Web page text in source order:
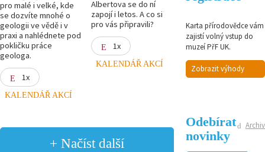
pro malé i velké, kde
se dozvíte mnohé o
geologii ve vědě i v
praxi a nahlédnete pod
pokličku práce
geologa.
1x
KALENDÁŘ AKCÍ
Albertova se do ní
zapojí i letos. A co si
pro vás připravili?
1x
KALENDÁŘ AKCÍ
+ Načíst další
Karta přírodovědce vám
zajistí volný vstup do
muzeí PřF UK.
Zobrazit výhody
Archiv
Odebírat
novinky